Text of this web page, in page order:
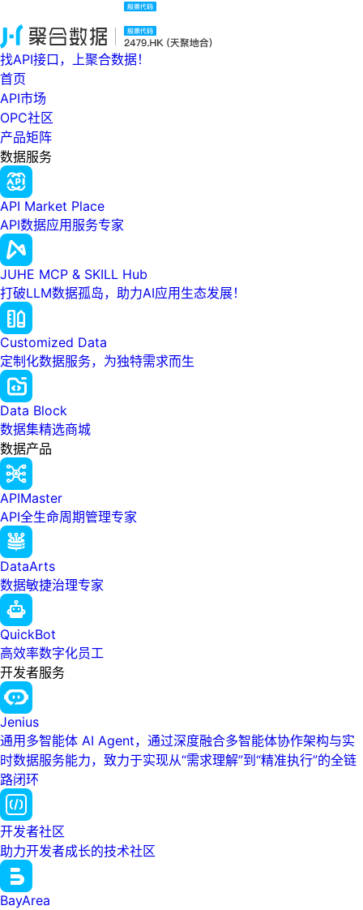
找API接口，上聚合数据！
首页
API市场
OPC社区
产品矩阵
数据服务
API Market Place
API数据应用服务专家
JUHE MCP & SKILL Hub
打破LLM数据孤岛，助力AI应用生态发展！
Customized Data
定制化数据服务，为独特需求而生
Data Block
数据集精选商城
数据产品
APIMaster
API全生命周期管理专家
DataArts
数据敏捷治理专家
QuickBot
高效率数字化员工
开发者服务
Jenius
通用多智能体 AI Agent，通过深度融合多智能体协作架构与实
时数据服务能力，致力于实现从“需求理解”到“精准执行”的全链
路闭环
开发者社区
助力开发者成长的技术社区
BayArea